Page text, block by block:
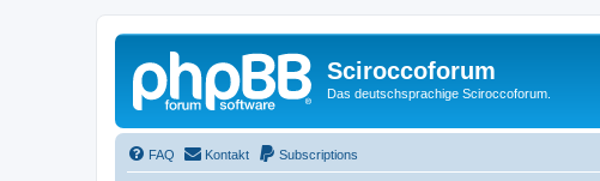
Sciroccoforum
Das deutschsprachige Sciroccoforum.
FAQ Kontakt Subscriptions